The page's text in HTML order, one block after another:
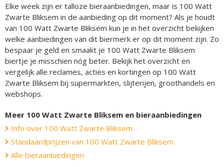
Elke week zijn er talloze bieraanbiedingen, maar is 100 Watt
Zwarte Bliksem in de aanbieding op dit moment? Als je houdt
van 100 Watt Zwarte Bliksem kun je in het overzicht bekijken
welke aanbiedingen van dit biermerk er op dit moment zijn. Zo
bespaar je geld en smaakt je 100 Watt Zwarte Bliksem
biertje je misschien nóg beter. Bekijk het overzicht en
vergelijk alle reclames, acties en kortingen op 100 Watt
Zwarte Bliksem bij supermarkten, slijterijen, groothandels en
webshops.
Meer 100 Watt Zwarte Bliksem en bieraanbiedingen
Info over 100 Watt Zwarte Bliksem
Standaardprijzen van 100 Watt Zwarte Bliksem
Alle bieraanbiedingen